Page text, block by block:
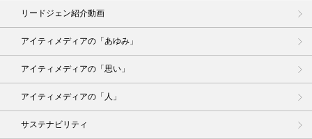
リードジェン紹介動画
アイティメディアの「あゆみ」
アイティメディアの「思い」
アイティメディアの「人」
サステナビリティ